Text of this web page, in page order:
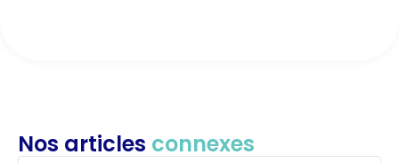
Nos articles connexes